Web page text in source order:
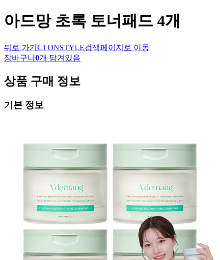
아드망초록 토너패드 4개
뒤로 가기 CJ ONSTYLE검색페이지로 이동
장바구니 0개 담겨있음
상품 구매 정보
기본 정보